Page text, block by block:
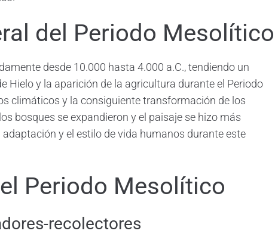
del Periodo Mesolítico
desde 10.000 hasta 4.000 a.C., tendiendo un
Hielo y la aparición de la agricultura durante el Periodo
climáticos y la consiguiente transformación de los
bosques se expandieron y el paisaje se hizo más
y el estilo de vida humanos durante este
Periodo Mesolítico
recolectores